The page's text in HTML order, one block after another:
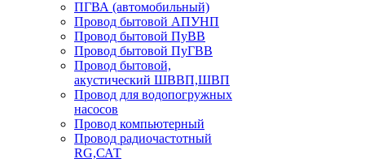
ПГВА (автомобильный)
Провод бытовой АПУНП
Провод бытовой ПуВВ
Провод бытовой ПуГВВ
Провод бытовой,
акустический ШВВП,ШВП
Провод для водопогружных
насосов
Провод компьютерный
Провод радиочастотный
RG,САТ